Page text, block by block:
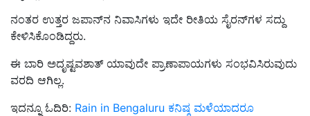
ನಂತರ ಉತ್ತರ ಜಪಾನ್‌ನ ನಿವಾಸಿಗಳು ಇದೇ ರೀತಿಯ ಸೈರನ್‌ಗಳ ಸದ್ದು
ಕೇಳಿಸಿಕೊಂಡಿದ್ದರು.
ಈ ಬಾರಿ ಅದೃಷ್ಟವಶಾತ್‌ ಯಾವುದೇ ಪ್ರಾಣಾಪಾಯಗಳು ಸಂಭವಿಸಿರುವುದು
ವರದಿ ಆಗಿಲ್ಲ.
ಇದನ್ನೂ ಓದಿರಿ: Rain in Bengaluru ಕನಿಷ್ಠ ಮಳೆಯಾದರೂ